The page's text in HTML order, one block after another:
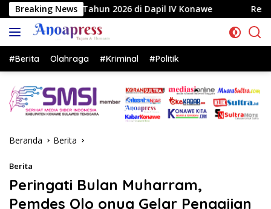
Langsung
ke
konten
Breaking News
2026 di Dapil IV Konawe Reses di Labela, Anggota
#Berita Olahraga #Kriminal #Politik
Beranda Berita
Berita
Peringati Bulan Muharram,
Pemdes Olo onua Gelar Pengajian